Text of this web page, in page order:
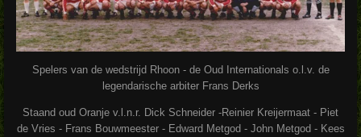
Spelers van de wedstrijd Rhoon - de Oud Internationals o.l.v. de
legendarische arbiter Frans Derks
Staand oud Oranje v.l.n.r. Dick Schneider -Reinier Kreijermaat - Piet
de Vries - Frans Bouwmeester - Edward Metgod - John Metgod - Kees